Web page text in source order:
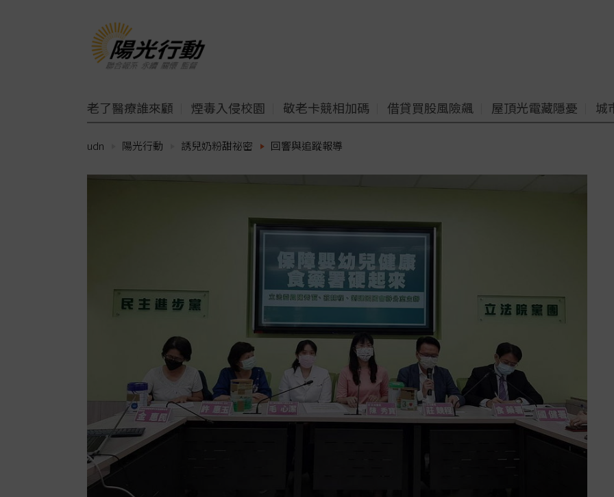
老了醫療誰來顧 煙毒入侵校園 敬老卡競相加碼 借貸買股風險飆 屋頂光電藏隱憂 城
udn 陽光行動 誘兒奶粉甜祕密 回響與追蹤報導